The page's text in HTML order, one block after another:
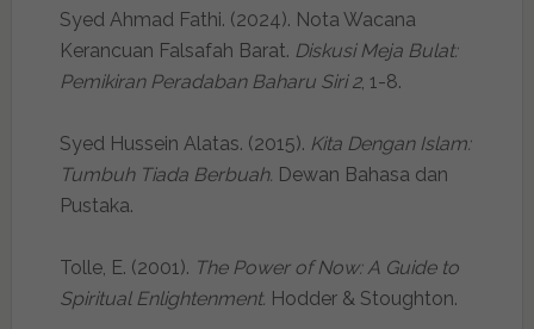
Syed Ahmad Fathi. (2024). Nota Wacana
Kerancuan Falsafah Barat. Diskusi Meja Bulat:
Pemikiran Peradaban Baharu Siri 2, 1-8.
Syed Hussein Alatas. (2015). Kita Dengan Islam:
Tumbuh Tiada Berbuah. Dewan Bahasa dan
Pustaka.
Tolle, E. (2001). The Power of Now: A Guide to
Spiritual Enlightenment. Hodder & Stoughton.